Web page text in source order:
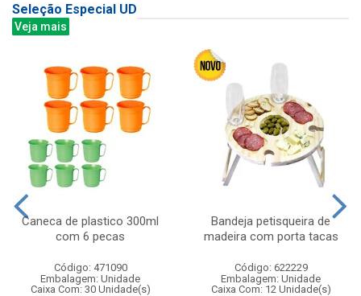
Seleção Especial UD
Veja mais
Caneca de plastico 300ml
com 6 pecas
Código: 471090
Embalagem: Unidade
Caixa Com: 30 Unidade(s)
Bandeja petisqueira de
madeira com porta tacas
Código: 622229
Embalagem: Unidade
Caixa Com: 12 Unidade(s)